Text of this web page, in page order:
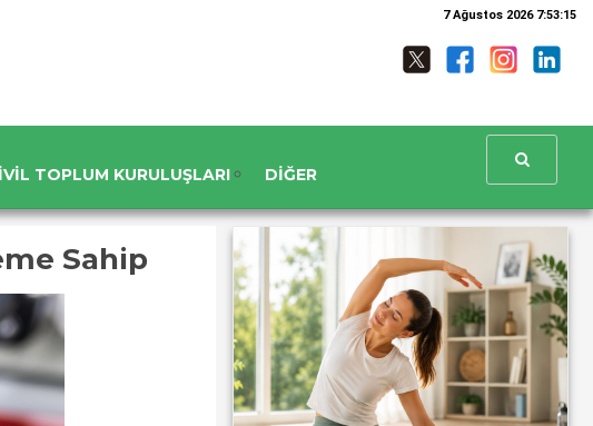
7 Ağustos 2026 7:53:16
TOPLUM KURULUŞLARI DIĞER
Sahip